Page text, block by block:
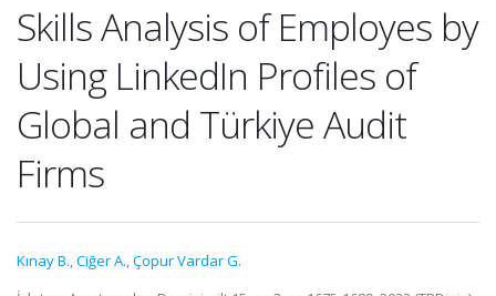
Skills Analysis of Employes by
Using LinkedIn Profiles of
Global and Türkiye Audit
Firms
Kınay B.,Ciğer A.,Çopur Vardar G.